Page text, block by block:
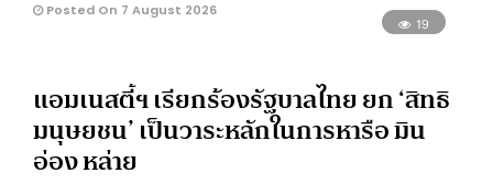
Posted On 7 August 2026
19
แอมเนสตี้ฯ เรียกร้องรัฐบาลไทย ยก ‘สิทธิ
มนุษยชน’ เป็นวาระหลักในการหารือ มิน
อ่อง หล่าย